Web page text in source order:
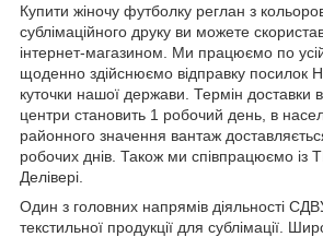
Купити жіночу футболку реглан з
сублімаційного друку ви можете
інтернет-магазином. Ми працюємо по усій
щоденно здійснюємо відправку посилок
куточки нашої держави. Термін доставки в
центри становить 1 робочий день, в
районного значення вантаж
робочих днів. Також ми співпрацюємо із
Делівері.
Один з головних напрямів діяльності
текстильної продукції для сублімації.